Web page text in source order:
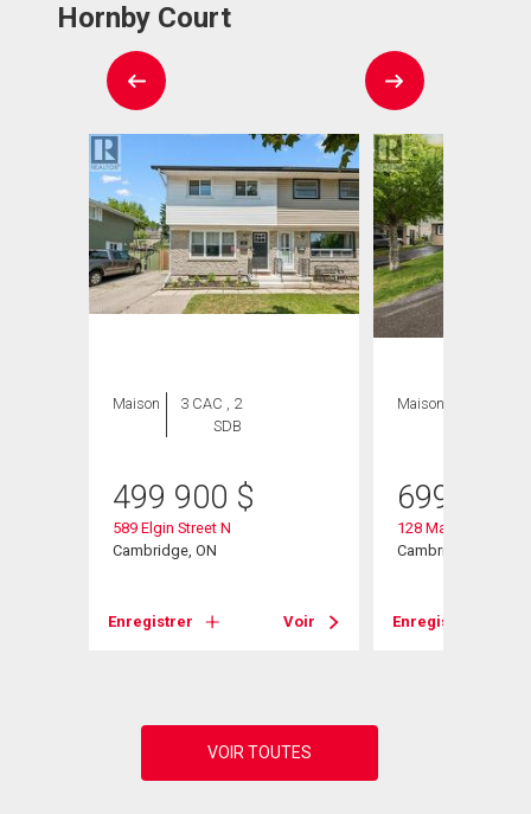
Hornby Court
Maison
3 CAC , 2
SDB
499 900 $
589 Elgin Street N
Cambridge, ON
Enregistrer Voir
Maison
699 999
128 Macatee Place
Cambridge, ON
Enregistrer